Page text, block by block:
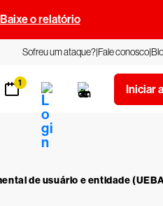
Baixe o relatório
Sofreu um ataque?Fale conosco
1 Iniciar
de usuário e entidade